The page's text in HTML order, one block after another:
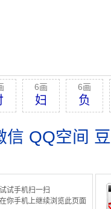
6画
妇
6画
负
信 QQ空间
试试手机扫一扫
在你手机上继续浏览此页面